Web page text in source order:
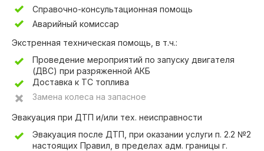
Справочно-консультационная помощь
Аварийный комиссар
Экстренная техническая помощь, в т.ч.:
Проведение мероприятий по запуску двигателя
(ДВС) при разряженной АКБ
Доставка к ТС топлива
Замена колеса на запасное
Эвакуация при ДТП и/или тех. неисправности
Эвакуация после ДТП, при оказании услуги п. 2.2 №2
настоящих Правил, в пределах адм. границы г.